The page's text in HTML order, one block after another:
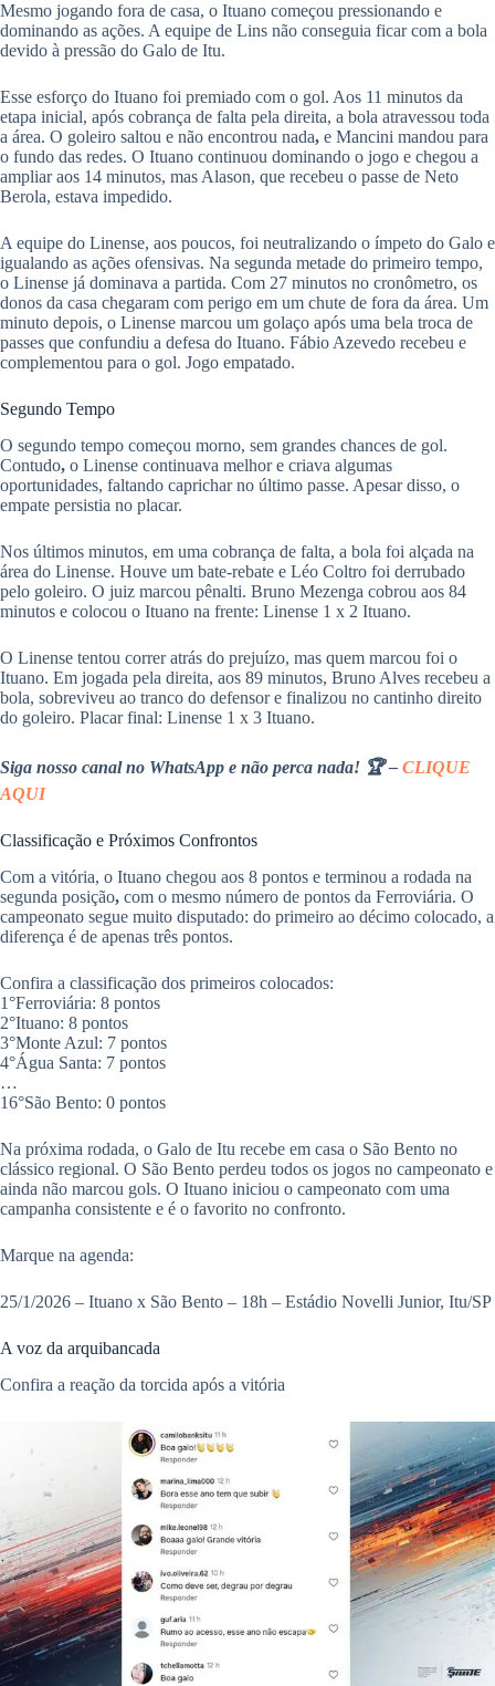
Mesmo jogando fora de casa, o Ituano começou pressionando e
dominando as ações. A equipe de Lins não conseguia ficar com a bola
devido à pressão do Galo de Itu.
​Esse esforço do Ituano foi premiado com o gol. Aos 11 minutos da
etapa inicial, após cobrança de falta pela direita, a bola atravessou toda
a área. O goleiro saltou e não encontrou nada, e Mancini mandou para
o fundo das redes. O Ituano continuou dominando o jogo e chegou a
ampliar aos 14 minutos, mas Alason, que recebeu o passe de Neto
Berola, estava impedido.
A equipe do Linense, aos poucos, foi neutralizando o ímpeto do Galo e
igualando as ações ofensivas. Na segunda metade do primeiro tempo,
o Linense já dominava a partida. Com 27 minutos no cronômetro, os
donos da casa chegaram com perigo em um chute de fora da área. Um
minuto depois, o Linense marcou um golaço após uma bela troca de
passes que confundiu a defesa do Ituano. Fábio Azevedo recebeu e
complementou para o gol. Jogo empatado.
​Segundo Tempo
O segundo tempo começou morno, sem grandes chances de gol.
Contudo, o Linense continuava melhor e criava algumas
oportunidades, faltando caprichar no último passe. Apesar disso, o
empate persistia no placar.
Nos últimos minutos, em uma cobrança de falta, a bola foi alçada na
área do Linense. Houve um bate-rebate e Léo Coltro foi derrubado
pelo goleiro. O juiz marcou pênalti. Bruno Mezenga cobrou aos 84
minutos e colocou o Ituano na frente: Linense 1 x 2 Ituano.
O Linense tentou correr atrás do prejuízo, mas quem marcou foi o
Ituano. Em jogada pela direita, aos 89 minutos, Bruno Alves recebeu a
bola, sobreviveu ao tranco do defensor e finalizou no cantinho direito
do goleiro. Placar final: Linense 1 x 3 Ituano.
Siga nosso canal no WhatsApp e não perca nada! 🏆 – CLIQUE
AQUI
​Classificação e Próximos Confrontos
Com a vitória, o Ituano chegou aos 8 pontos e terminou a rodada na
segunda posição, com o mesmo número de pontos da Ferroviária. O
campeonato segue muito disputado: do primeiro ao décimo colocado, a
diferença é de apenas três pontos.
Confira a classificação dos primeiros colocados:
​1°Ferroviária: 8 pontos
2°​Ituano: 8 pontos
​3°Monte Azul: 7 pontos
4°​Água Santa: 7 pontos
…
​16°São Bento: 0 pontos
Na próxima rodada, o Galo de Itu recebe em casa o São Bento no
clássico regional. O São Bento perdeu todos os jogos no campeonato e
ainda não marcou gols. O Ituano iniciou o campeonato com uma
campanha consistente e é o favorito no confronto.
Marque na agenda:
25/1/2026 – Ituano x São Bento – 18h – Estádio Novelli Junior, Itu/SP
A voz da arquibancada
Confira a reação da torcida após a vitória